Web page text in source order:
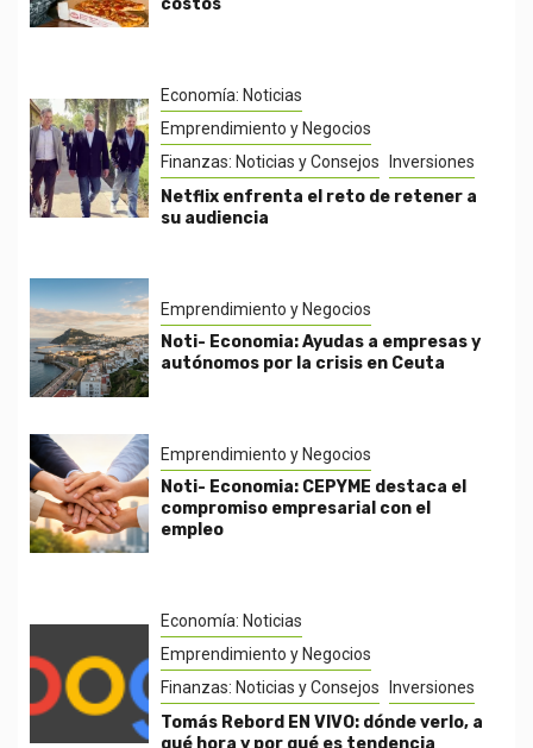
costos
Economía: Noticias
Emprendimiento y Negocios
Finanzas: Noticias y Consejos
Inversiones
Netflix enfrenta el reto de retener a
su audiencia
Emprendimiento y Negocios
Noti- Economia: Ayudas a empresas y
autónomos por la crisis en Ceuta
Emprendimiento y Negocios
Noti- Economia: CEPYME destaca el
compromiso empresarial con el
empleo
Economía: Noticias
Emprendimiento y Negocios
Finanzas: Noticias y Consejos
Inversiones
Tomás Rebord EN VIVO: dónde verlo, a
qué hora y por qué es tendencia